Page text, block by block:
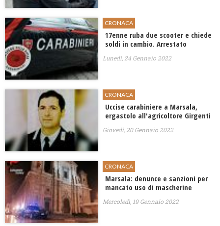
CRONACA
17enne ruba due scooter e chiede
soldi in cambio. Arrestato
Lunedì, 24 Gennaio 2022
CRONACA
Uccise carabiniere a Marsala,
ergastolo all'agricoltore Girgenti
Giovedì, 20 Gennaio 2022
CRONACA
Marsala: denunce e sanzioni per
mancato uso di mascherine
Mercoledì, 19 Gennaio 2022